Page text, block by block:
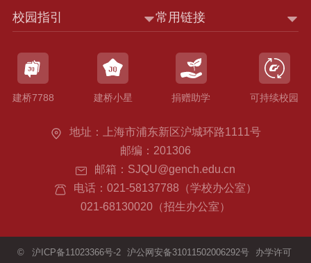
地址：上海市浦东新区沪城环路1111号
邮编：201306
邮箱：SJQU@gench.edu.cn
电话：021-58137788（学校办公室）
021-68130020（招生办公室）
校园指引 常用链接
建桥7788 建桥小星 捐赠助学 可持续校园
© 沪ICP备11023366号-2 沪公网安备31011502006292号 办学许可